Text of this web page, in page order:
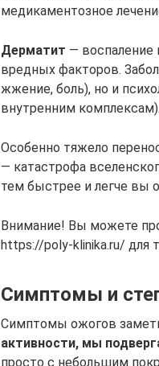
медикаментозное
Дерматит — воспаление
вредных факторов.
жжение, боль), но и
внутренним комплексам).
Особенно тяжело
— катастрофа
тем быстрее и легче вы
Внимание! Вы можете
https://poly-klinika.ru/ для
Симптомы и
Симптомы ожогов
активности, мы
просто с небольшим